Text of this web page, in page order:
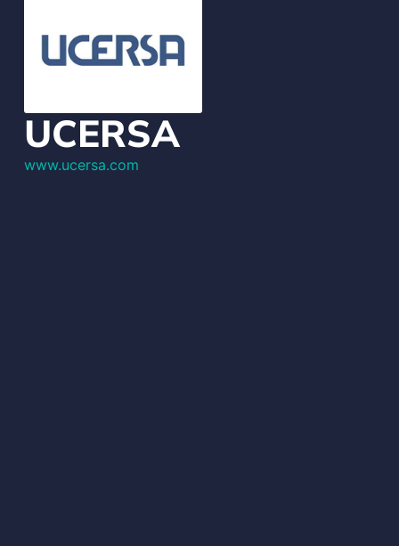
UCERSA
www.ucersa.com